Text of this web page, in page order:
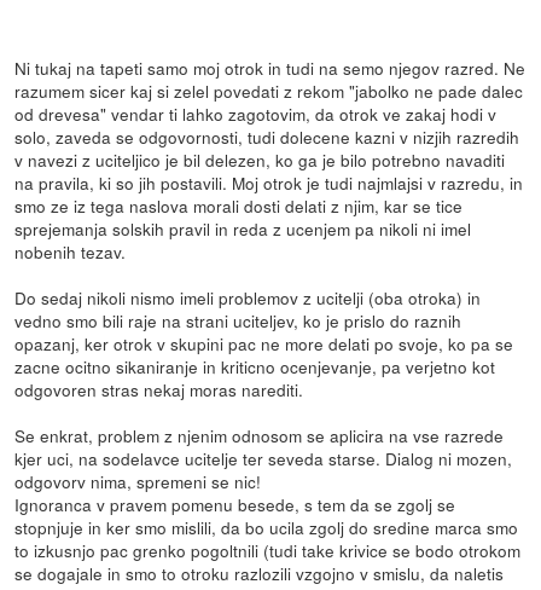
Ni tukaj na tapeti samo moj otrok in tudi na semo njegov razred. Ne
razumem sicer kaj si zelel povedati z rekom "jabolko ne pade dalec
od drevesa" vendar ti lahko zagotovim, da otrok ve zakaj hodi v
solo, zaveda se odgovornosti, tudi dolecene kazni v nizjih razredih
v navezi z uciteljico je bil delezen, ko ga je bilo potrebno navaditi
na pravila, ki so jih postavili. Moj otrok je tudi najmlajsi v razredu, in
smo ze iz tega naslova morali dosti delati z njim, kar se tice
sprejemanja solskih pravil in reda z ucenjem pa nikoli ni imel
nobenih tezav.
Do sedaj nikoli nismo imeli problemov z ucitelji (oba otroka) in
vedno smo bili raje na strani uciteljev, ko je prislo do raznih
opazanj, ker otrok v skupini pac ne more delati po svoje, ko pa se
zacne ocitno sikaniranje in kriticno ocenjevanje, pa verjetno kot
odgovoren stras nekaj moras narediti.
Se enkrat, problem z njenim odnosom se aplicira na vse razrede
kjer uci, na sodelavce ucitelje ter seveda starse. Dialog ni mozen,
odgovorv nima, spremeni se nic!
Ignoranca v pravem pomenu besede, s tem da se zgolj se
stopnjuje in ker smo mislili, da bo ucila zgolj do sredine marca smo
to izkusnjo pac grenko pogoltnili (tudi take krivice se bodo otrokom
se dogajale in smo to otroku razlozili vzgojno v smislu, da naletis